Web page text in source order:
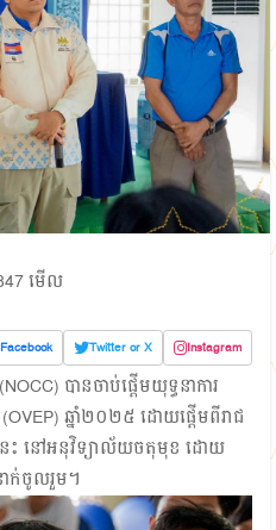
មើល
Facebook Twitter or X Instagram
បានចាប់ផ្ដើមយុទ្ធនាការ
ឆ្នាំ២០២៥ ដោយផ្ដើមពីរាជ
នេះ នៅអនុវិទ្យាល័យចតុមុខ ដោយ
ក់ចូលរួម។